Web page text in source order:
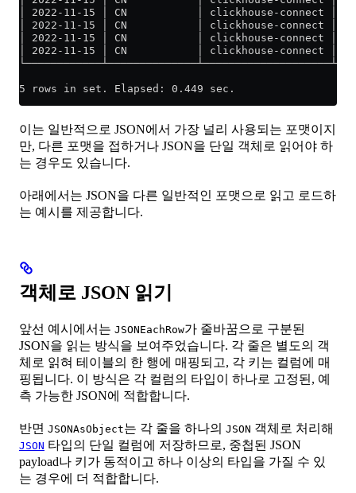
│ 2022-11-15 │ CN           │ clickhouse-connect
│ 2022-11-15 │ CN           │ clickhouse-connect
│ 2022-11-15 │ CN           │ clickhouse-connect
│ 2022-11-15 │ CN           │ clickhouse-connect
5 rows in set. Elapsed: 0.449 sec.
이는 일반적으로 JSON에서 가장 널리 사용되는 포맷이지
만, 다른 포맷을 접하거나 JSON을 단일 객체로 읽어야 하
는 경우도 있습니다.
아래에서는 JSON을 다른 일반적인 포맷으로 읽고 로드하
는 예시를 제공합니다.
객체로 JSON 읽기
앞선 예시에서는 JSONEachRow가 줄바꿈으로 구분된
JSON을 읽는 방식을 보여주었습니다. 각 줄은 별도의 객
체로 읽혀 테이블의 한 행에 매핑되고, 각 키는 컬럼에 매
핑됩니다. 이 방식은 각 컬럼의 타입이 하나로 고정된, 예
측 가능한 JSON에 적합합니다.
반면 JSONAsObject는 각 줄을 하나의 JSON 객체로 처리해
JSON 타입의 단일 컬럼에 저장하므로, 중첩된 JSON
payload나 키가 동적이고 하나 이상의 타입을 가질 수 있
는 경우에 더 적합합니다.